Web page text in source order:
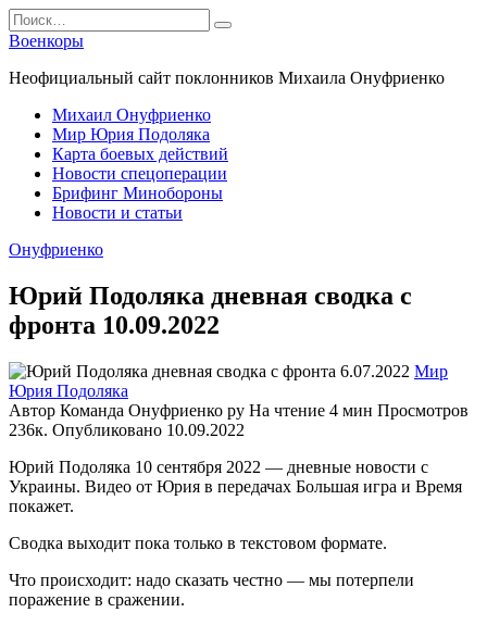
Перейти
к
содержанию
Search
for:
Военкоры
Неофициальный сайт поклонников Михаила Онуфриенко
Михаил Онуфриенко
Мир Юрия Подоляка
Карта боевых действий
Новости спецоперации
Брифинг Минобороны
Новости и статьи
Онуфриенко
Юрий Подоляка дневная сводка с
фронта 10.09.2022
Мир
Юрия Подоляка
Автор Команда Онуфриенко ру На чтение 4 мин Просмотров
236к. Опубликовано 10.09.2022
Юрий Подоляка 10 сентября 2022 — дневные новости с
Украины. Видео от Юрия в передачах Большая игра и Время
покажет.
Сводка выходит пока только в текстовом формате.
Что происходит: надо сказать честно — мы потерпели
поражение в сражении.